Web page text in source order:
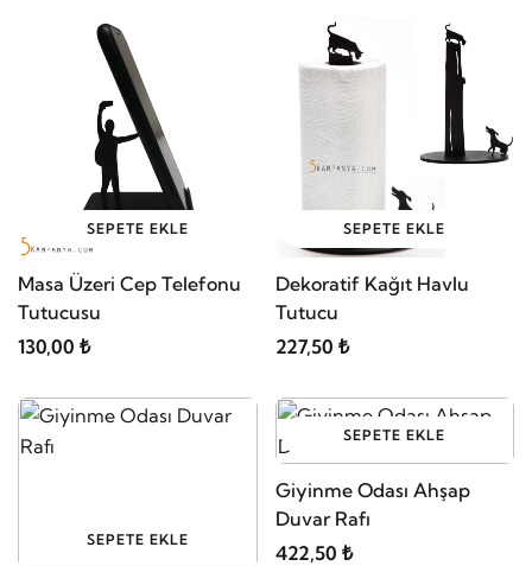
SEPETE EKLE
Masa Üzeri Cep Telefonu
Tutucusu
130,00 ₺
SEPETE EKLE
Dekoratif Kağıt Havlu
Tutucu
227,50 ₺
SEPETE EKLE
SEPETE EKLE
Giyinme Odası Ahşap
Duvar Rafı
422,50 ₺